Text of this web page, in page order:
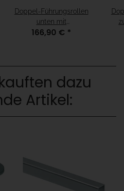
Doppel-Führungsrollen
unten mit
Anschraubplatte
166,90 € *
dazu
Artikel: